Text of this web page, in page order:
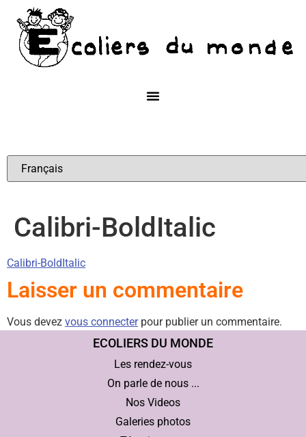
Calibri-BoldItalic
Calibri-BoldItalic
Laisser un commentaire
Vous devez vous connecterpour publier un commentaire.
ECOLIERS DU MONDE
Les rendez-vous
On parle de nous ...
Nos Videos
Galeries photos